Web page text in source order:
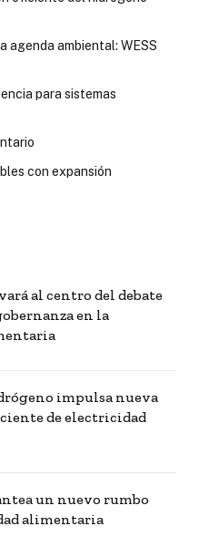
agenda ambiental: WESS
para sistemas
con expansión
al centro del debate
en la
impulsa nueva
de electricidad
un nuevo rumbo
alimentaria